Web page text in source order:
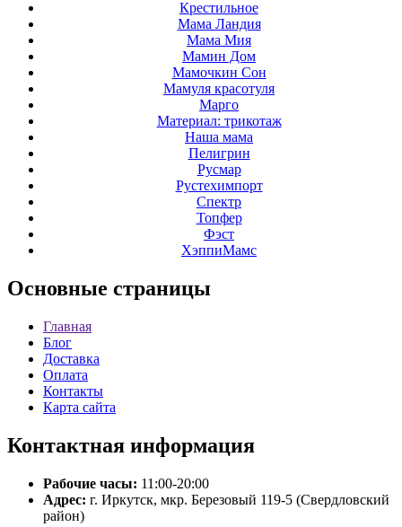
Крестильное
Мама Ландия
Мама Мия
Мамин Дом
Мамочкин Сон
Мамуля красотуля
Марго
Материал: трикотаж
Наша мама
Пелигрин
Русмар
Рустехимпорт
Спектр
Топфер
Фэст
ХэппиМамс
Основные страницы
Главная
Блог
Доставка
Оплата
Контакты
Карта сайта
Контактная информация
Рабочие часы: 11:00-20:00
Адрес: г. Иркутск, мкр. Березовый 119-5 (Свердловский
район)